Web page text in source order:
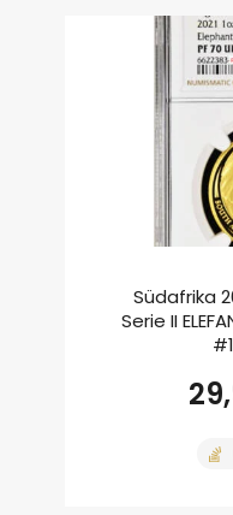
Südafrika
Serie II